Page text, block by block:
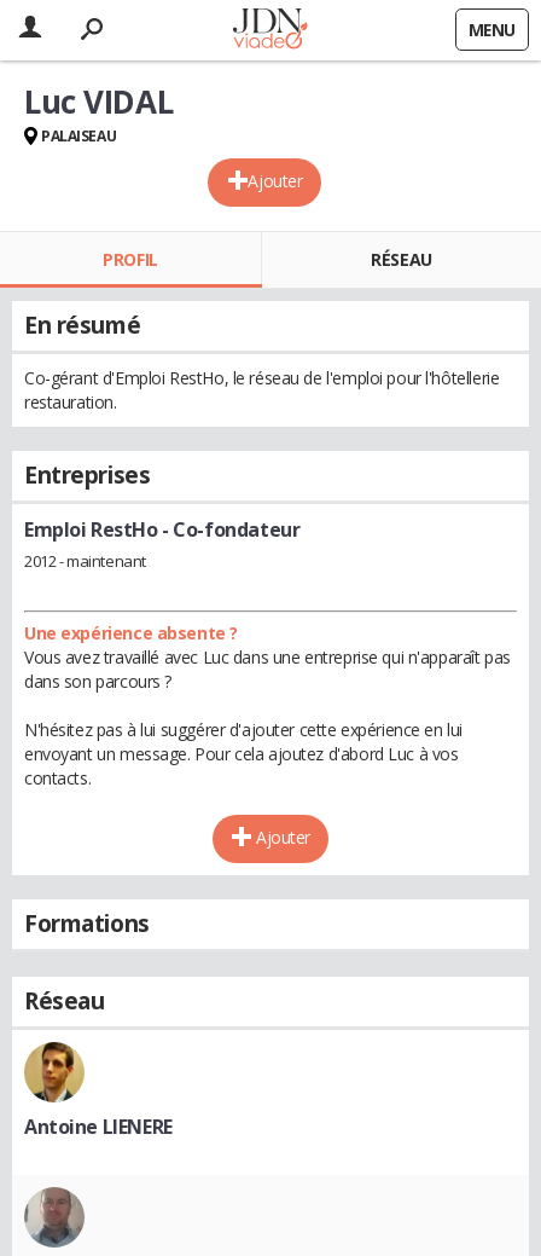
MENU
Ajouter
Luc VIDAL
PALAISEAU
PROFIL RÉSEAU
En résumé
Co-gérant d'Emploi RestHo, le réseau de l'emploi pour l'hôtellerie
restauration.
Entreprises
Emploi RestHo- Co-fondateur
2012 - maintenant
Une expérience absente ?
Vous avez travaillé avec Luc dans une entreprise qui n'apparaît pas
dans son parcours ?
N'hésitez pas à lui suggérer d'ajouter cette expérience en lui
envoyant un message. Pour cela ajoutez d'abord Luc à vos
contacts.
Ajouter
Formations
Réseau
Antoine LIENERE